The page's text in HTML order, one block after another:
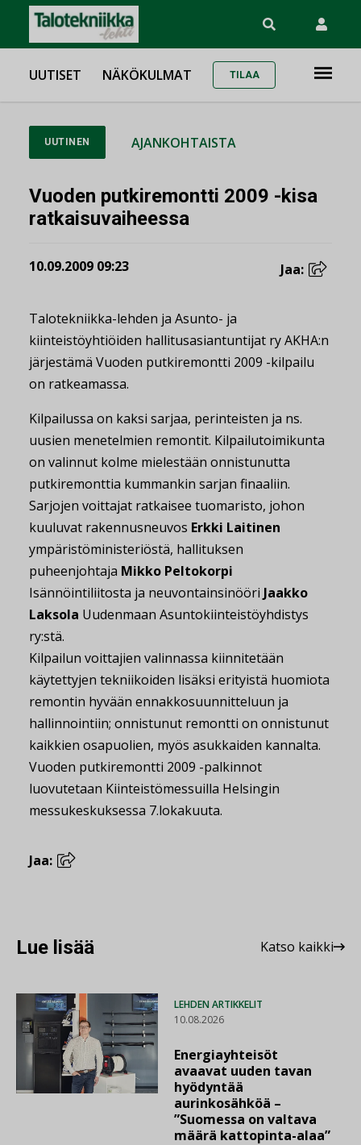
UUTISET NÄKÖKULMAT TILAA
UUTINEN AJANKOHTAISTA
Vuoden putkiremontti 2009 -kisa
ratkaisuvaiheessa
10.09.2009 09:23 Jaa:
Talotekniikka-lehden ja Asunto- ja
kiinteistöyhtiöiden hallitusasiantuntijat ry AKHA:n
järjestämä Vuoden putkiremontti 2009 -kilpailu
on ratkeamassa.
Kilpailussa on kaksi sarjaa, perinteisten ja ns.
uusien menetelmien remontit. Kilpailutoimikunta
on valinnut kolme mielestään onnistunutta
putkiremonttia kummankin sarjan finaaliin.
Sarjojen voittajat ratkaisee tuomaristo, johon
kuuluvat rakennusneuvos Erkki Laitinen
ympäristöministeriöstä, hallituksen
puheenjohtaja Mikko Peltokorpi
Isännöintiliitosta ja neuvontainsinööri Jaakko
Laksola Uudenmaan Asuntokiinteistöyhdistys
ry:stä.
Kilpailun voittajien valinnassa kiinnitetään
käytettyjen tekniikoiden lisäksi erityistä huomiota
remontin hyvään ennakkosuunnitteluun ja
hallinnointiin; onnistunut remontti on onnistunut
kaikkien osapuolien, myös asukkaiden kannalta.
Vuoden putkiremontti 2009 -palkinnot
luovutetaan Kiinteistömessuilla Helsingin
messukeskuksessa 7.lokakuuta.
Jaa:
Lue lisää Katso kaikki
LEHDEN ARTIKKELIT
10.08.2026
Energiayhteisöt
avaavat uuden tavan
hyödyntää
aurinkosähköä –
”Suomessa on valtava
määrä kattopinta-alaa”